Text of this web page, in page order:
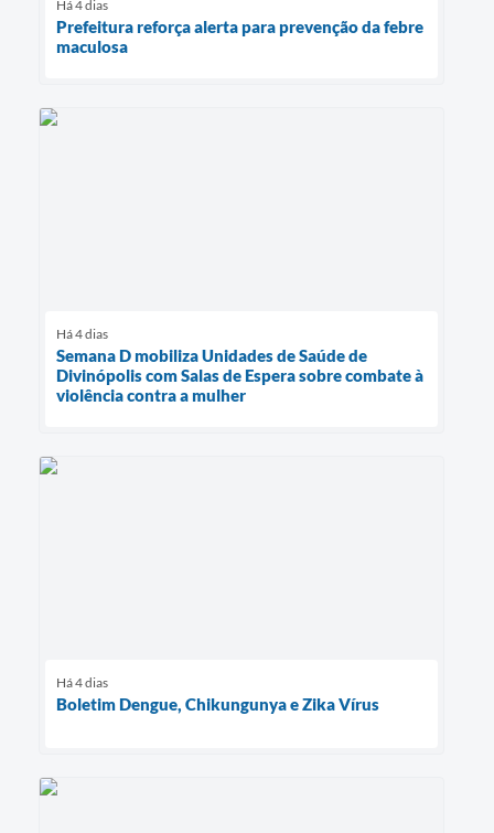
Há 4 dias
Prefeitura reforça alerta para prevenção da febre
maculosa
Há 4 dias
Semana D mobiliza Unidades de Saúde de
Divinópolis com Salas de Espera sobre combate à
violência contra a mulher
Há 4 dias
Boletim Dengue, Chikungunya e Zika Vírus